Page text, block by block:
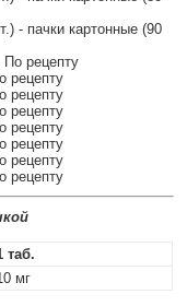
- пачки картонные (90
По рецепту
рецепту
рецепту
рецепту
рецепту
рецепту
рецепту
рецепту
таб.
мг